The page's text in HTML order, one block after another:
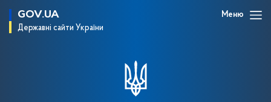
GOV.UA
Державні сайти України
Меню